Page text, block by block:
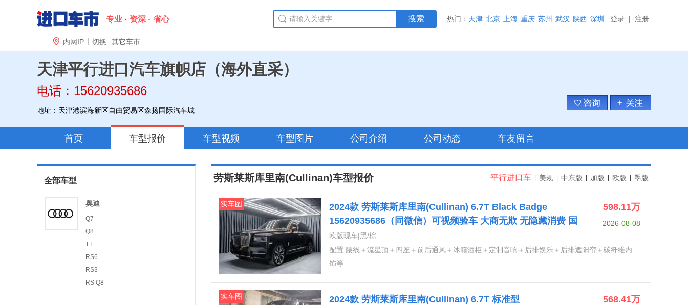
专业 资深 省心
 内网IP | 切换 其它车市
搜索 热门： 天津 北京 上海 重庆 苏州 武汉 陕西 深圳 登录 | 注册
天津平行进口汽车旗帜店（海外直采）
电话：15620935686
地址：天津港滨海新区自由贸易区森扬国际汽车城
首页 车型报价 车型视频 车型图片 公司介绍 公司动态 车友留言
全部车型
奥迪
Q7
Q8
TT
RS6
RS3
RS Q8
平行进口车 美规 中东版 加版 欧版 墨版
劳斯莱斯库里南(Cullinan)车型报价
实车图 598.11万
2026-08-08
2024款 劳斯莱斯库里南(Cullinan) 6.7T Black Badge
15620935686（同微信）可视频验车 大商无欺 无隐藏消费 国
六排放 全国上牌 支持全国分期购车
欧版现车|黑/棕
配置:腰线＋流星顶＋四座＋前后通风＋冰箱酒柜＋定制音响＋后排娱乐＋后排遮阳帘＋碳纤维内
饰等
实车图 568.41万
2024款 劳斯莱斯库里南(Cullinan) 6.7T 标准型